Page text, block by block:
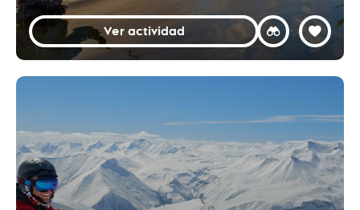
Ver actividad